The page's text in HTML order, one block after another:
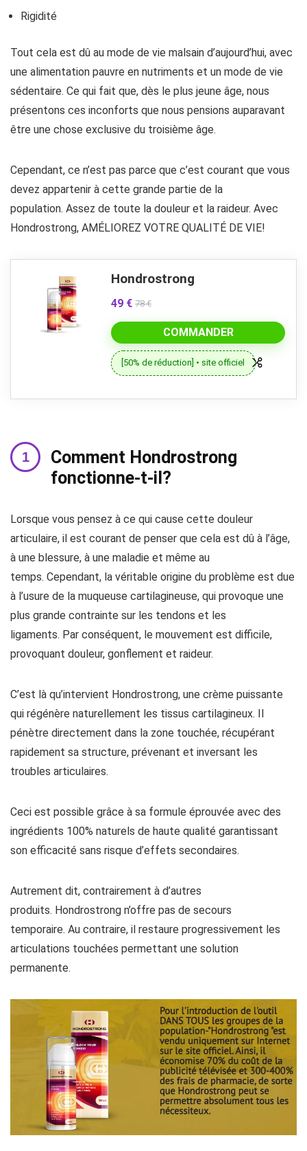
Rigidité
Tout cela est dû au mode de vie malsain d’aujourd’hui, avec
une alimentation pauvre en nutriments et un mode de vie
sédentaire. Ce qui fait que, dès le plus jeune âge, nous
présentons ces inconforts que nous pensions auparavant
être une chose exclusive du troisième âge.
Cependant, ce n’est pas parce que c’est courant que vous
devez appartenir à cette grande partie de la
population. Assez de toute la douleur et la raideur. Avec
Hondrostrong, AMÉLIOREZ VOTRE QUALITÉ DE VIE!
Hondrostrong
49 € 78 €
COMMANDER
[50% de réduction] • site officiel
Comment Hondrostrong
fonctionne-t-il?
Lorsque vous pensez à ce qui cause cette douleur
articulaire, il est courant de penser que cela est dû à l’âge,
à une blessure, à une maladie et même au
temps. Cependant, la véritable origine du problème est due
à l’usure de la muqueuse cartilagineuse, qui provoque une
plus grande contrainte sur les tendons et les
ligaments. Par conséquent, le mouvement est difficile,
provoquant douleur, gonflement et raideur.
C’est là qu’intervient Hondrostrong, une crème puissante
qui régénère naturellement les tissus cartilagineux. Il
pénètre directement dans la zone touchée, récupérant
rapidement sa structure, prévenant et inversant les
troubles articulaires.
Ceci est possible grâce à sa formule éprouvée avec des
ingrédients 100% naturels de haute qualité garantissant
son efficacité sans risque d’effets secondaires.
Autrement dit, contrairement à d’autres
produits. Hondrostrong n’offre pas de secours
temporaire. Au contraire, il restaure progressivement les
articulations touchées permettant une solution
permanente.